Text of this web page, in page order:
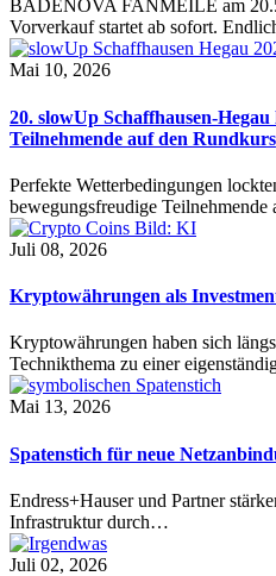
BADENOVA FANMEILE am
Vorverkauf startet ab sofort.
Mai 10, 2026
20. slowUp Schaffhausen-
Teilnehmende auf den Rundkurs
Perfekte Wetterbedingungen
bewegungsfreudige
Juli 08, 2026
Kryptowährungen als
Kryptowährungen haben sich
Technikthema zu einer
Mai 13, 2026
Spatenstich für neue
Endress+Hauser und Partner
Infrastruktur durch…
Juli 02, 2026